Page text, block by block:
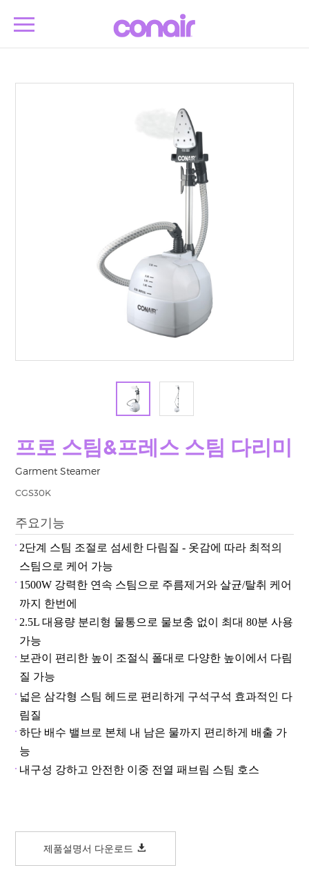
프로 스팀&프레스 스팀 다리미
Garment Steamer
CGS30K
주요기능
2단계 스팀 조절로 섬세한 다림질 - 옷감에 따라 최적의
스팀으로 케어 가능
1500W 강력한 연속 스팀으로 주름제거와 살균/탈취 케어
까지 한번에
2.5L 대용량 분리형 물통으로 물보충 없이 최대 80분 사용
가능
보관이 편리한 높이 조절식 폴대로 다양한 높이에서 다림
질 가능
넓은 삼각형 스팀 헤드로 편리하게 구석구석 효과적인 다
림질
하단 배수 밸브로 본체 내 남은 물까지 편리하게 배출 가
능
내구성 강하고 안전한 이중 전열 패브림 스팀 호스
제품설명서 다운로드